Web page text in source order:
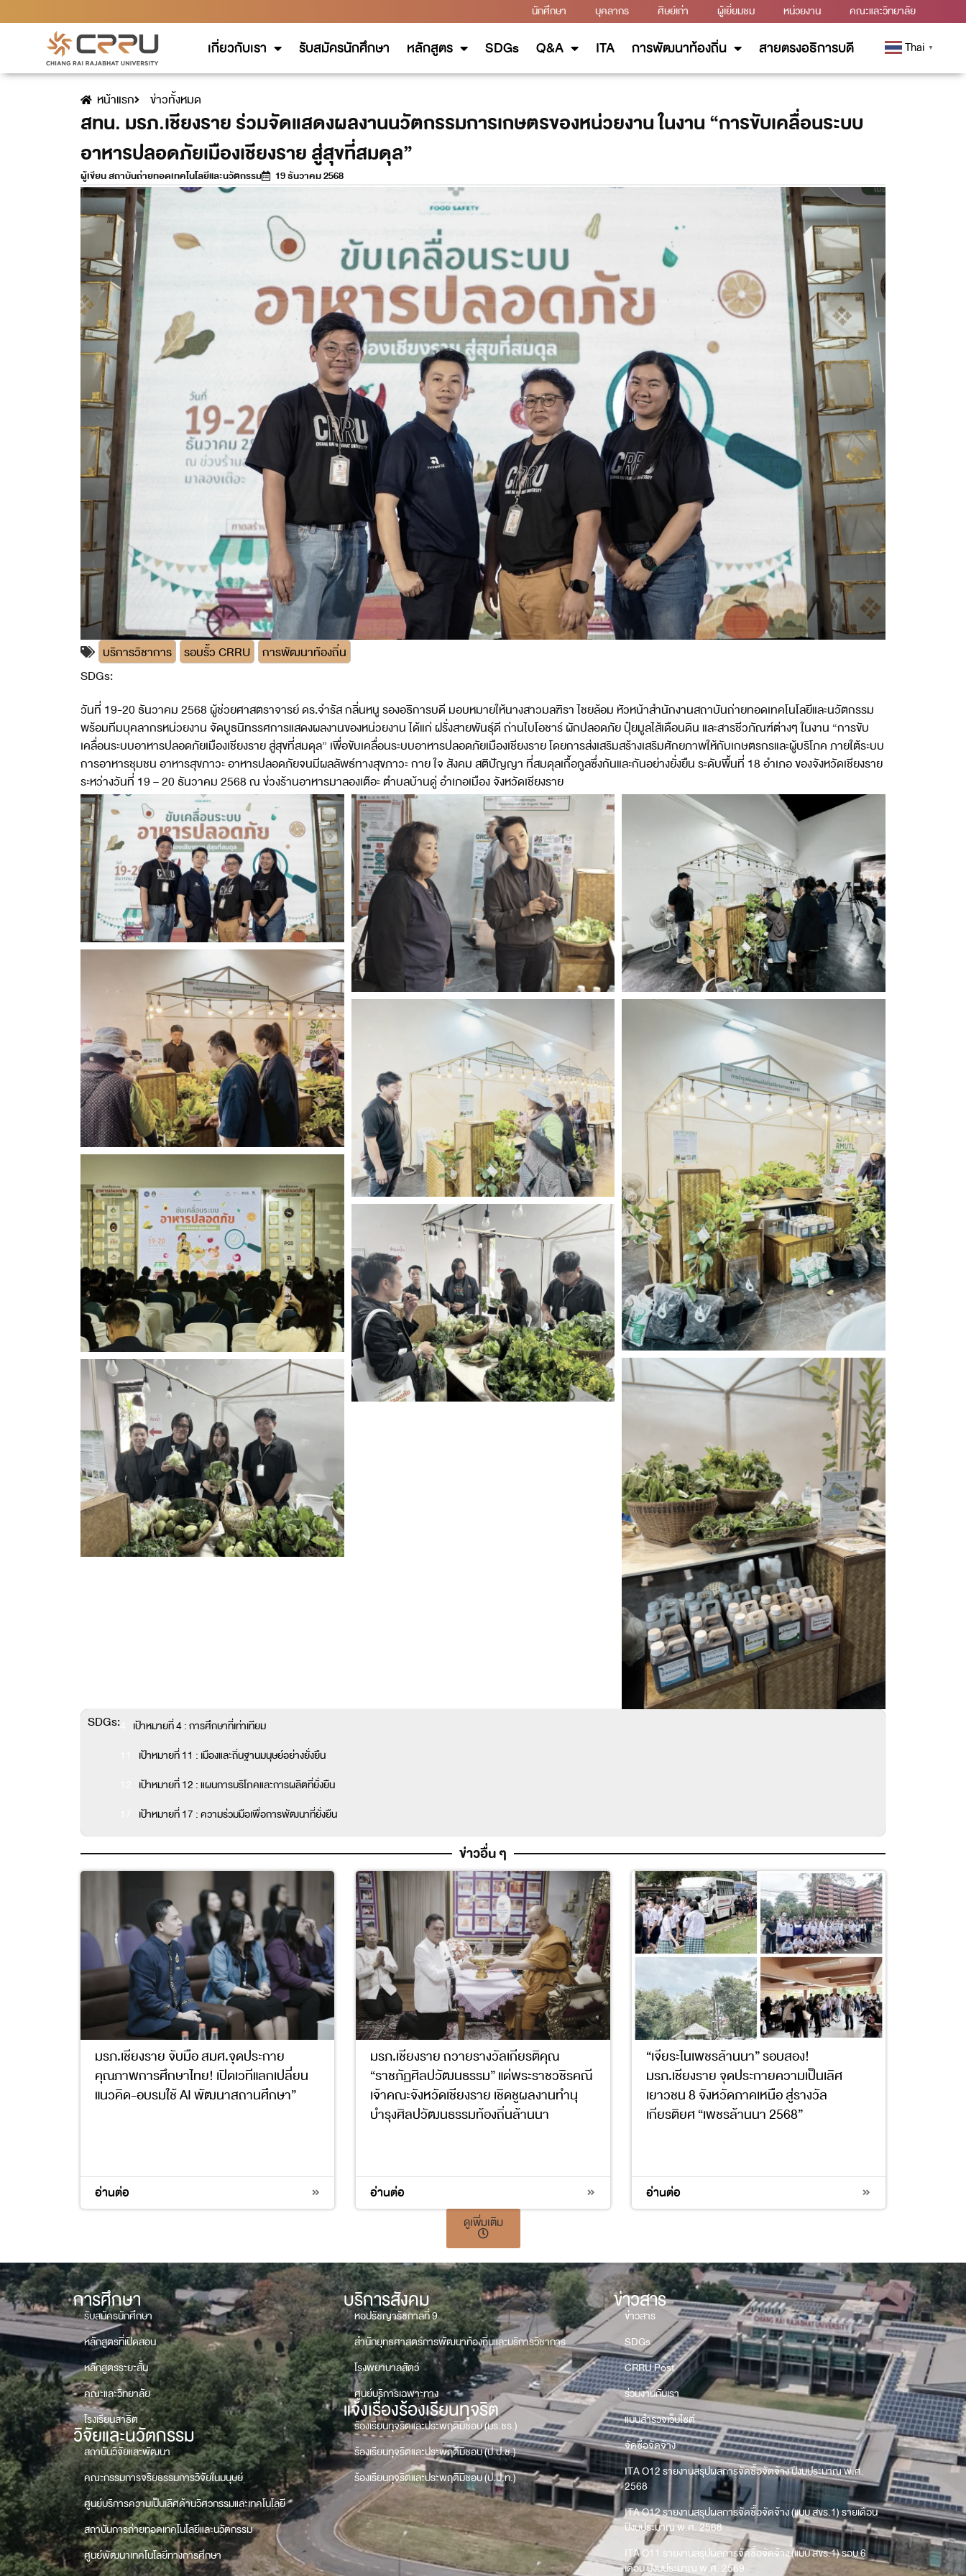
นักศึกษา บุคลากร ศิษย์เก่า ผู้เยี่ยมชม หน่วยงาน คณะและวิทยาลัย
เกี่ยวกับเรา รับสมัครนักศึกษา หลักสูตร SDGs Q&A ITA การพัฒนาท้องถิ่น สายตรงอธิการบดี Thai ▼
หน้าแรก ข่าวทั้งหมด
สทน. มรภ.เชียงราย ร่วมจัดแสดงผลงานนวัตกรรมการเกษตรของหน่วยงาน ในงาน “การขับเคลื่อนระบบ
อาหารปลอดภัยเมืองเชียงราย สู่สุขที่สมดุล”
ผู้เขียนสถาบันถ่ายทอดเทคโนโลยีและนวัตกรรม 19 ธันวาคม 2568
บริการวิชาการ รอบรั้ว CRRU
การพัฒนาท้องถิ่น
SDGs:
วันที่ 19-20 ธันวาคม 2568 ผู้ช่วยศาสตราจารย์ ดร.จำรัส กลิ่นหนู รองอธิการบดี มอบหมายให้นางสาวมลฑิรา ไชยล้อม หัวหน้าสำนักงานสถาบันถ่ายทอดเทคโนโลยีและนวัตกรรม
พร้อมทีมบุคลากรหน่วยงาน จัดบูธนิทรรศการแสดงผลงานของหน่วยงาน ได้แก่ ฝรั่งสายพันธุ์ดี ถ่านไบโอชาร์ ผักปลอดภัย ปุ๋ยมูลไส้เดือนดิน และสารชีวภัณฑ์ต่างๆ ในงาน “การขับ
เคลื่อนระบบอาหารปลอดภัยเมืองเชียงราย สู่สุขที่สมดุล” เพื่อขับเคลื่อนระบบอาหารปลอดภัยเมืองเชียงราย โดยการส่งเสริมสร้างเสริมศักยภาพให้กับเกษตรกรและผู้บริโภค ภายใต้ระบบ
การอาหารชุมชน อาหารสุขภาวะ อาหารปลอดภัยจนมีผลลัพธ์ทางสุขภาวะ กาย ใจ สังคม สติปัญญา ที่สมดุลเกื้อกูลซึ่งกันและกันอย่างยั่งยืน ระดับพื้นที่ 18 อำเภอ ของจังหวัดเชียงราย
ระหว่างวันที่ 19 – 20 ธันวาคม 2568 ณ ข่วงร้านอาหารมาลองเต๊อะ ตำบลบ้านดู่ อำเภอเมือง จังหวัดเชียงราย
SDGs:
เป้าหมายที่ 4 : การศึกษาที่เท่าเทียม
เป้าหมายที่ 11 : เมืองและถิ่นฐานมนุษย์อย่างยั่งยืน
เป้าหมายที่ 12 : แผนการบริโภคและการผลิตที่ยั่งยืน
เป้าหมายที่ 17 : ความร่วมมือเพื่อการพัฒนาที่ยั่งยืน
ข่าวอื่น ๆ
มรภ.เชียงราย จับมือ สมศ.จุดประกาย
คุณภาพการศึกษาไทย! เปิดเวทีแลกเปลี่ยน
แนวคิด-อบรมใช้ AI พัฒนาสถานศึกษา”
อ่านต่อ
มรภ.เชียงราย ถวายรางวัลเกียรติคุณ
“ราชภัฏศิลปวัฒนธรรม” แด่พระราชวชิรคณี
เจ้าคณะจังหวัดเชียงราย เชิดชูผลงานทำนุ
บำรุงศิลปวัฒนธรรมท้องถิ่นล้านนา
อ่านต่อ
“เจียระไนเพชรล้านนา” รอบสอง!
มรภ.เชียงราย จุดประกายความเป็นเลิศ
เยาวชน 8 จังหวัดภาคเหนือ สู่รางวัล
เกียรติยศ “เพชรล้านนา 2568”
อ่านต่อ
ดูเพิ่มเติม
การศึกษา
รับสมัครนักศึกษา
หลักสูตรที่เปิดสอน
หลักสูตรระยะสั้น
คณะและวิทยาลัย
โรงเรียนสาธิต
วิจัยและนวัตกรรม
สถาบันวิจัยและพัฒนา
คณะกรรมการจริยธรรมการวิจัยในมนุษย์
ศูนย์บริการความเป็นเลิศด้านวิศวกรรมและเทคโนโลยี
สถาบันการถ่ายทอดเทคโนโลยีและนวัตกรรม
ศูนย์พัฒนาเทคโนโลยีทางการศึกษา
บริการสังคม
หอปรัชญารัชกาลที่ 9
สำนักยุทธศาสตร์การพัฒนาท้องถิ่นและบริการวิชาการ
โรงพยาบาลสัตว์
ศูนย์บริการเฉพาะทาง
แจ้งเรื่องร้องเรียนทุจริต
ร้องเรียนทุจริตและประพฤติมิชอบ (มร.ชร.)
ร้องเรียนทุจริตและประพฤติมิชอบ (ป.ป.ช.)
ร้องเรียนทุจริตและประพฤติมิชอบ (ป.ป.ท.)
ข่าวสาร
ข่าวสาร
SDGs
CRRU Post
ร่วมงานกับเรา
แบบสำรวจเว็บไซต์
จัดซื้อจัดจ้าง
ITA O12 รายงานสรุปผลการจัดซื้อจัดจ้าง ปีงบประมาณ พ.ศ.
2568
ITA O12 รายงานสรุปผลการจัดซื้อจัดจ้าง (แบบ สขร.1) รายเดือน
ปีงบประมาณ พ.ศ. 2568
ITA O11 รายงานสรุปผลการจัดซื้อจัดจ้าง (แบบ สขร.1) รอบ 6
เดือน ปีงบประมาณ พ.ศ. 2569